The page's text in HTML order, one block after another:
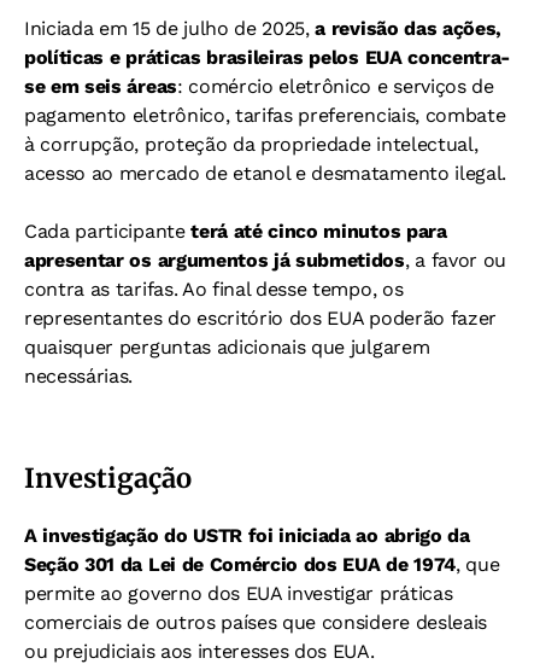
Iniciada em 15 de julho de 2025,a revisão das ações,
políticas e práticas brasileiras pelos EUA concentra-
se em seis áreas: comércio eletrônico e serviços de
pagamento eletrônico, tarifas preferenciais, combate
à corrupção, proteção da propriedade intelectual,
acesso ao mercado de etanol e desmatamento ilegal.
Cada participanteterá até cinco minutos para
apresentar os argumentos já submetidos, a favor ou
contra as tarifas. Ao final desse tempo, os
representantes do escritório dos EUA poderão fazer
quaisquer perguntas adicionais que julgarem
necessárias.
Investigação
A investigação do USTR foi iniciada ao abrigo da
Seção 301 da Lei de Comércio dos EUA de 1974, que
permite ao governo dos EUA investigar práticas
comerciais de outros países que considere desleais
ou prejudiciais aos interesses dos EUA.